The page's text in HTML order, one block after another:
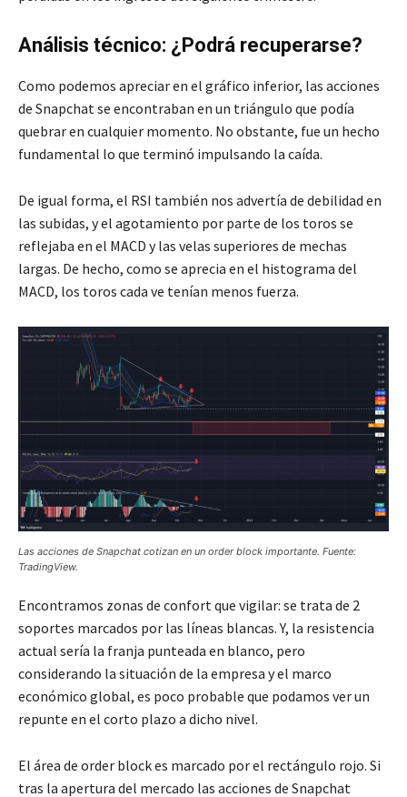
Análisis técnico: ¿Podrá recuperarse?
Como podemos apreciar en el gráfico inferior, las acciones
de Snapchat se encontraban en un triángulo que podía
quebrar en cualquier momento. No obstante, fue un hecho
fundamental lo que terminó impulsando la caída.
De igual forma, el RSI también nos advertía de debilidad en
las subidas, y el agotamiento por parte de los toros se
reflejaba en el MACD y las velas superiores de mechas
largas. De hecho, como se aprecia en el histograma del
MACD, los toros cada ve tenían menos fuerza.
Las acciones de Snapchat cotizan en un order block importante. Fuente:
TradingView.
Encontramos zonas de confort que vigilar: se trata de 2
soportes marcados por las líneas blancas. Y, la resistencia
actual sería la franja punteada en blanco, pero
considerando la situación de la empresa y el marco
económico global, es poco probable que podamos ver un
repunte en el corto plazo a dicho nivel.
El área de order block es marcado por el rectángulo rojo. Si
tras la apertura del mercado las acciones de Snapchat